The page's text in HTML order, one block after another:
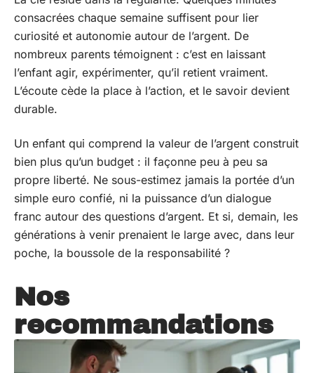
consacrées chaque semaine suffisent pour lier
curiosité et autonomie autour de l’argent. De
nombreux parents témoignent : c’est en laissant
l’enfant agir, expérimenter, qu’il retient vraiment.
L’écoute cède la place à l’action, et le savoir devient
durable.
Un enfant qui comprend la valeur de l’argent construit
bien plus qu’un budget : il façonne peu à peu sa
propre liberté. Ne sous-estimez jamais la portée d’un
simple euro confié, ni la puissance d’un dialogue
franc autour des questions d’argent. Et si, demain, les
générations à venir prenaient le large avec, dans leur
poche, la boussole de la responsabilité ?
Nos
recommandations